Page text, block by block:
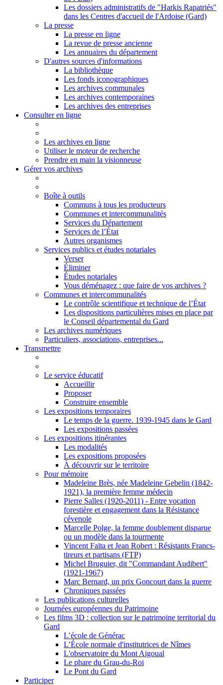
Les dossiers administratifs de "Harkis Rapatriés"
dans les Centres d'accueil de l'Ardoise (Gard)
La presse
La presse en ligne
La revue de presse ancienne
Les annuaires du département
D'autres sources d'informations
La bibliothèque
Les fonds iconographiques
Les archives communales
Les archives contemporaines
Les archives des entreprises
Consulter en ligne
Les archives en ligne
Utiliser le moteur de recherche
Prendre en main la visionneuse
Gérer vos archives
Boîte à outils
Communs à tous les producteurs
Communes et intercommunalités
Services du Département
Services de l’État
Autres organismes
Services publics et études notariales
Verser
Éliminer
Études notariales
Vous déménagez : que faire de vos archives ?
Communes et intercommunalités
Le contrôle scientifique et technique de l’État
Les dispositions particulières mises en place par
le Conseil départemental du Gard
Les archives numériques
Particuliers, associations, entreprises...
Transmettre
Le service éducatif
Accueillir
Proposer
Construire ensemble
Les expositions temporaires
Le temps de la guerre. 1939-1945 dans le Gard
Les expositions passées
Les expositions itinérantes
Les modalités
Les expositions proposées
À découvrir sur le territoire
Pour mémoire
Madeleine Brès, née Madeleine Gebelin (1842-
1921), la première femme médecin
Pierre Salles (1920-2011) - Entre vocation
forestière et engagement dans la Résistance
cévenole
Marcelle Polge, la femme doublement disparue
ou un modèle dans la tourmente
Vincent Faïta et Jean Robert : Résistants Francs-
tireurs et partisans (FTP)
Michel Bruguier, dit "Commandant Audibert"
(1921-1967)
Marc Bernard, un prix Goncourt dans la guerre
Chroniques passées
Les publications culturelles
Journées européennes du Patrimoine
Les films 3D : collection sur le patrimoine territorial du
Gard
L’école de Générac
L’École normale d'institutrices de Nîmes
L'observatoire du Mont Aigoual
Le phare du Grau-du-Roi
Le Pont du Gard
Participer